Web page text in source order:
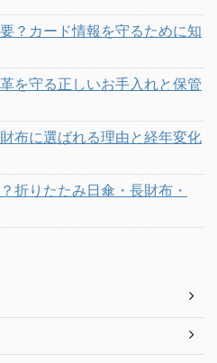
？カード情報を守るために知
を守る正しいお手入れと保管
布に選ばれる理由と経年変化
折りたたみ日傘・長財布・